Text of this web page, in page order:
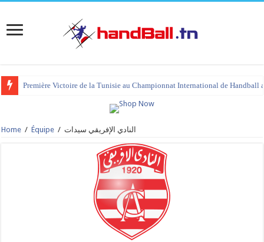
Première Victoire de la Tunisie au Championnat International de Handball
Home / Équipe / النادي الإفريقي سيدات